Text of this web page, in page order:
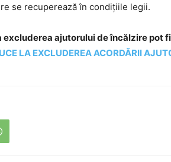
se recuperează în condițiile legii.
ajutorului de încălzire pot
LA EXCLUDEREA ACORDĂRII